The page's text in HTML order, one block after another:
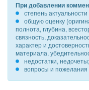
При добавлении
степень
общую оценку
полнота, глубина,
связность,
характер и
материала,
недостатки, недочеты;
вопросы и пожелания